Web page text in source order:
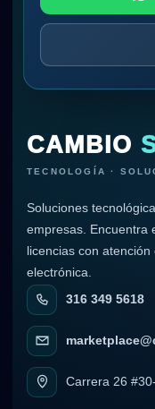
CAMBIO
TECNOLOGÍA ·
Soluciones
empresas. Encuentra
licencias con
electrónica.
316 349 5618
Carrera 26